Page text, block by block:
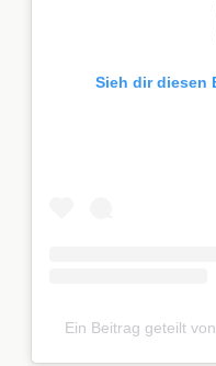
Sieh dir diesen
Ein Beitrag geteilt